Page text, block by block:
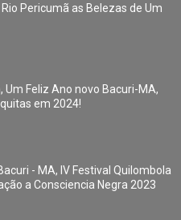
Pericumã as Belezas de Um
Um Feliz Ano novo Bacuri-MA,
em 2024!
- MA, IV Festival Quilombola
a Consciencia Negra 2023